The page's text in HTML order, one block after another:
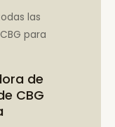
las
para
de
CBG